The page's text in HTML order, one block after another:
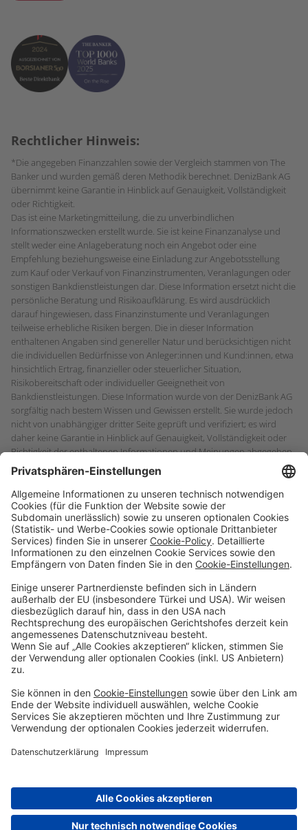
Rechtlicher Hinweis:
*Die angegeben Finanzzahlen sowie der Vergleich stammen von The
Banker und wurden gemäß deren Methodik berechnet. DenizBank AG
übernimmt keine Garantie in Hinblick auf Genauigkeit, Vollständigkeit
oder Richtigkeit.
Das ist eine Marketingmitteilung, die zu unverbindlichen
Informationszwecken erstellt wurde. Sie ist keine Finanzanalyse und
stellt weder eine Anlageberatung noch ein Angebot oder eine
Empfehlung beziehungsweise eine Einladung zur Angebotsstellung
zum Kauf oder Verkauf von Finanzinstrumenten, Veranlagungen oder
sonstigen Bankdienstleistungen dar. Diese Information ersetzt nicht die
persönliche Beratung und Risikoaufklärung. Es wird ausdrücklich
darauf hingewiesen, dass Finanzinstumente und Veranlagungen
teilweise erhebliche Risiken bergen. Die in dieser Information
enthaltenen Angaben sind genereller Natur und berücksichtigen nicht
die individuellen Bedürfnisse von Anleger:innen und Kund:innen, etwa
hinsichtlich Ertrag, finanzieller oder steuerlicher Situation,
Risikobereitschaft oder individueller Geeignetheit von
Bankdienstleistungen. Diese Information wurde von der DenizBank AG
sorgfältig nach bestem Wissen und Gewissen erstellt. Sie wurde jedoch
nicht von unabhängiger dritter Seite geprüft und verifiziert; es wird
daher keine Garantie in Hinblick auf Genauigkeit, Vollständigkeit oder
Richtigkeit der enthaltenen Informationen und Meinungen abgegeben.
Irrtum und Druckfehler vorbehalten.
Sparen & FinanzierenFirmenkundenDigitale Services
Priority Banking
Über UnsKarrierePresseImpressumBlog
SEPA-Echtzeitüberweisung
Geschäftsbedingungen Einlagensicherung DatenschutzhinweiseWhistleblowing
Cookie-Einstellungen